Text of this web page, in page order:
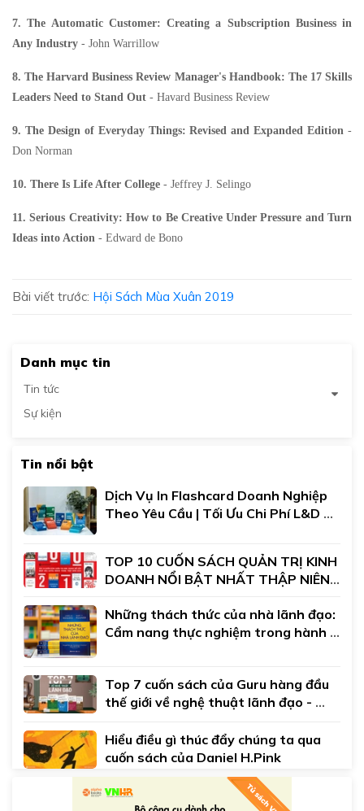
7.The Automatic Customer: Creating a Subscription Business in
Any Industry - John Warrillow
8.The Harvard Business Review Manager's Handbook: The 17 Skills
Leaders Need to Stand Out - Havard Business Review
9. The Design of Everyday Things: Revised and Expanded Edition -
Don Norman
10. There Is Life After College - Jeffrey J. Selingo
11.Serious Creativity: How to Be Creative Under Pressure and Turn
Ideas into Action - Edward de Bono
Bài viết trước: Hội Sách Mùa Xuân 2019
Danh mục tin
Tin tức
Sự kiện
Tin nổi bật
Dịch Vụ In Flashcard Doanh Nghiệp
Theo Yêu Cầu | Tối Ưu Chi Phí L&D
TOP 10 CUỐN SÁCH QUẢN TRỊ KINH
DOANH NỔI BẬT NHẤT THẬP NIÊN
Những thách thức của nhà lãnh đạo:
Cẩm nang thực nghiệm trong hành
Top 7 cuốn sách của Guru hàng đầu
thế giới về nghệ thuật lãnh đạo -
Hiểu điều gì thúc đẩy chúng ta qua
cuốn sách của Daniel H.Pink